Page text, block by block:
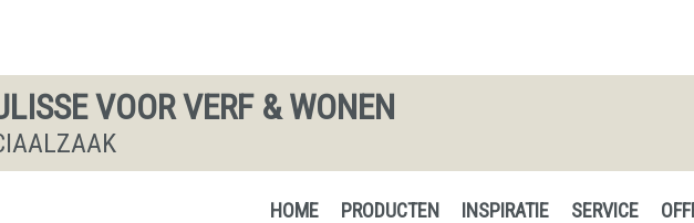
VOOR VERF & WONEN
HOME PRODUCTEN INSPIRATIE SERVICE